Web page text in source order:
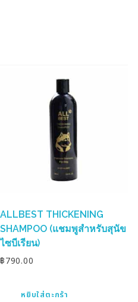
ALLBEST THICKENING
SHAMPOO (แชมพูสำหรับสุนัข
ไซบีเรียน)
฿790.00
หยิบใส่ตะกร้า